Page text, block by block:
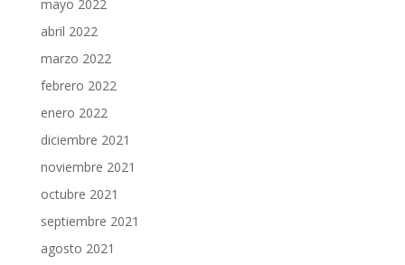
mayo 2022
abril 2022
marzo 2022
febrero 2022
enero 2022
diciembre 2021
noviembre 2021
octubre 2021
septiembre 2021
agosto 2021